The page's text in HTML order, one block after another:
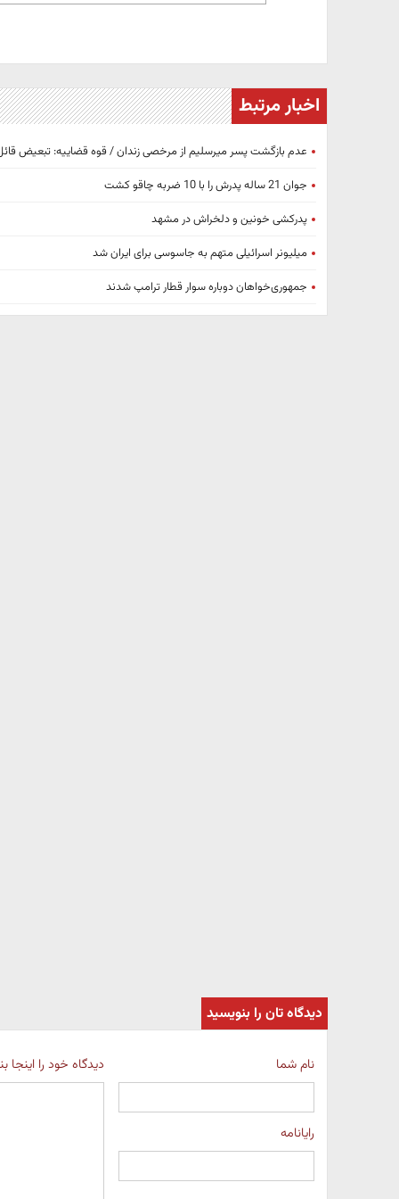
اخبار مرتبط
عدم بازگشت پسر میرسلیم از مرخصی زندان / قوه قضاییه: تبعیض
جوان 21 ساله پدرش را با 10 ضربه چاقو کشت
پدرکشی خونین و دلخراش در مشهد
میلیونر اسرائیلی متهم به جاسوسی برای ایران شد
جمهوری‌خواهان دوباره سوار قطار ترامپ شدند
دیدگاه تان را بنویسید
نام شما
رایانامه
دیدگاه خود را اینجا